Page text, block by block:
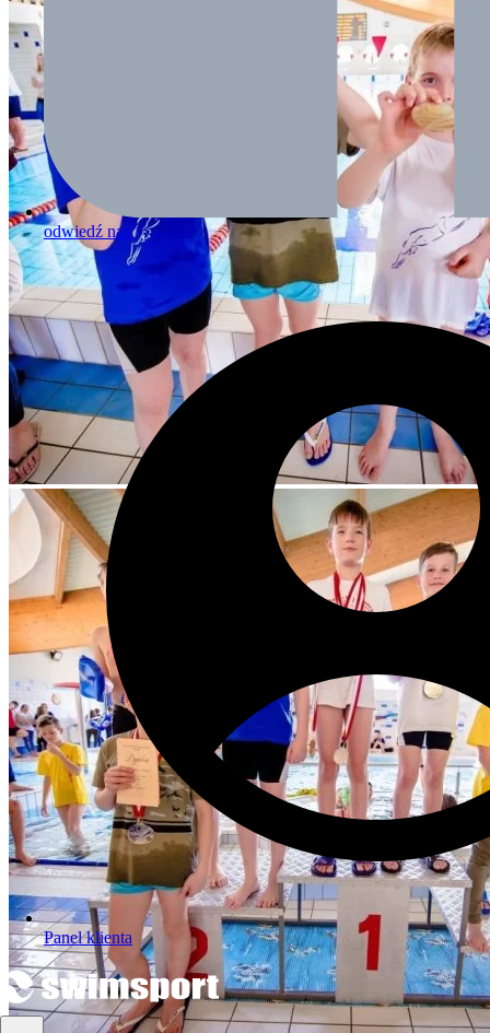
odwiedź nas
Panel klienta